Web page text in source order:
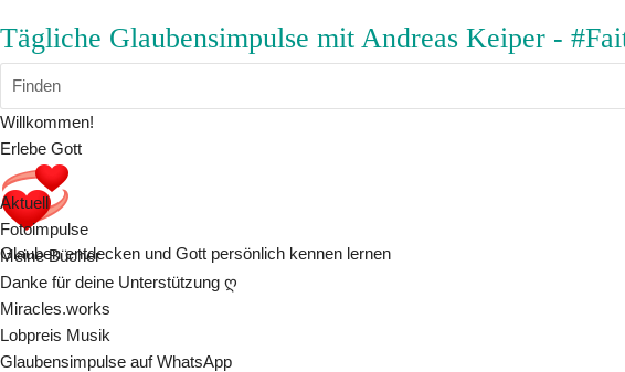
Tägliche Glaubensimpulse mit Andreas Keiper -
Finden
Willkommen!
Erlebe Gott
Glauben entdecken und Gott persönlich kennen lernen
Aktuell
Fotoimpulse
Meine Bücher
Danke für deine Unterstützung ღ
Miracles.works
Lobpreis Musik
Glaubensimpulse auf WhatsApp